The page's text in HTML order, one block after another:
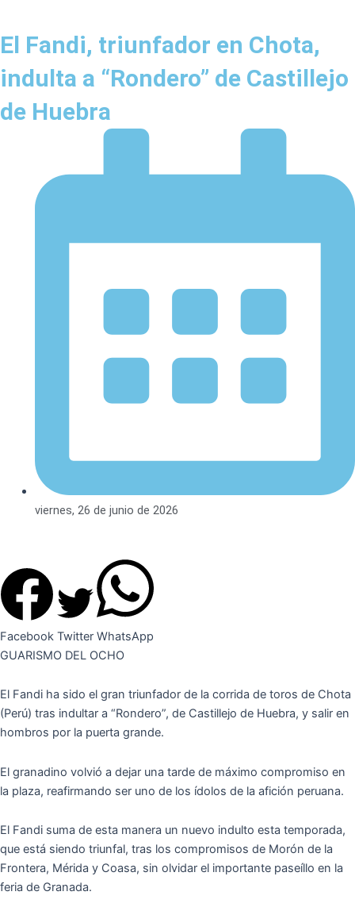
El Fandi, triunfador en Chota,
indulta a “Rondero” de Castillejo
de Huebra
viernes, 26 de junio de 2026
Facebook Twitter WhatsApp
GUARISMO DEL OCHO
El Fandi ha sido el gran triunfador de la corrida de toros de Chota
(Perú) tras indultar a “Rondero”, de Castillejo de Huebra, y salir en
hombros por la puerta grande.
El granadino volvió a dejar una tarde de máximo compromiso en
la plaza, reafirmando ser uno de los ídolos de la afición peruana.
El Fandi suma de esta manera un nuevo indulto esta temporada,
que está siendo triunfal, tras los compromisos de Morón de la
Frontera, Mérida y Coasa, sin olvidar el importante paseíllo en la
feria de Granada.